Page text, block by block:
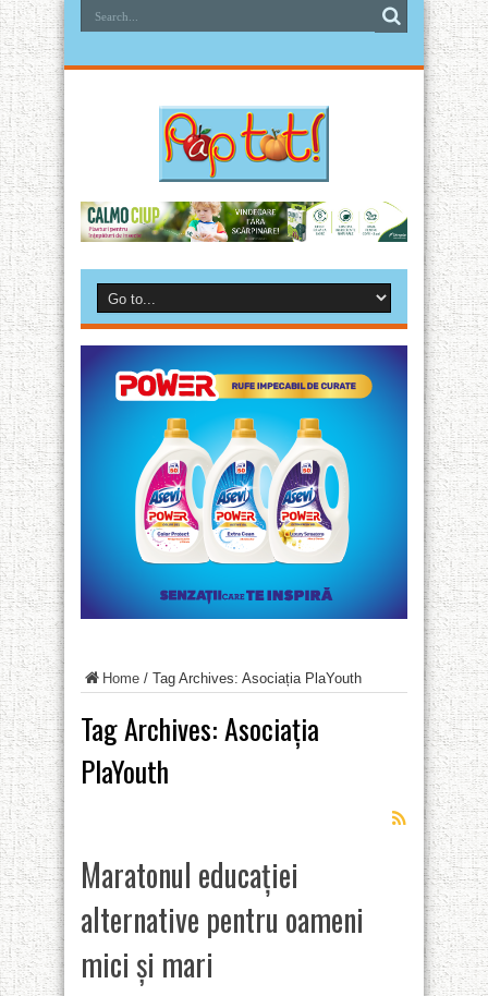
Home / Tag Archives: Asociația PlaYouth
Tag Archives:Asociația
PlaYouth
Maratonul educației
alternative pentru oameni
mici și mari